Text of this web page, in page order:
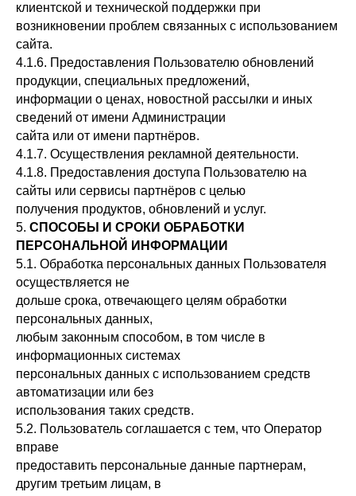
клиентской и технической поддержки при
возникновении проблем связанных с использованием
сайта.
4.1.6. Предоставления Пользователю обновлений
продукции, специальных предложений,
информации о ценах, новостной рассылки и иных
сведений от имени Администрации
сайта или от имени партнёров.
4.1.7. Осуществления рекламной деятельности.
4.1.8. Предоставления доступа Пользователю на
сайты или сервисы партнёров с целью
получения продуктов, обновлений и услуг.
5. СПОСОБЫ И СРОКИ ОБРАБОТКИ
ПЕРСОНАЛЬНОЙ ИНФОРМАЦИИ
5.1. Обработка персональных данных Пользователя
осуществляется не
дольше срока, отвечающего целям обработки
персональных данных,
любым законным способом, в том числе в
информационных системах
персональных данных с использованием средств
автоматизации или без
использования таких средств.
5.2. Пользователь соглашается с тем, что Оператор
вправе
предоставить персональные данные партнерам,
другим третьим лицам, в